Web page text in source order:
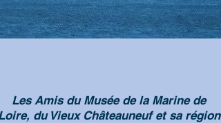
Les Amis du Musée de la Marine de
du Vieux Châteauneuf et sa région